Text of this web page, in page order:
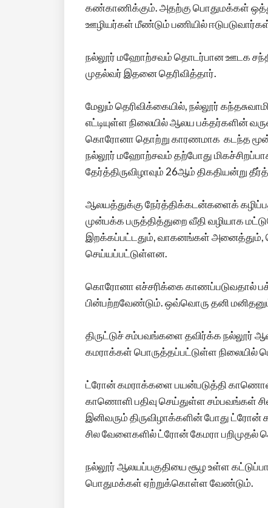
கண்காணிக்கும். அதற்கு பொதுமக்கள்
ஊழியர்கள் மீண்டும் பணியில்
நல்லூர் மஹோற்சவம் தொடர்பான ஊடக
முதல்வர் இதனை தெரிவித்தார்.
மேலும் தெரிவிக்கையில், நல்லூர்
எட்டியுள்ள நிலையில் ஆலய பக்தர்களின்
கொரோனா தொற்று காரணமாக கடந்த
நல்லூர் மஹோற்சவம் தற்போது
தேர்த்திருவிழாவும் 26ஆம் திகதியன்று
ஆலயத்துக்கு நேர்த்திக்கடன்களைக்
முன்பக்க பருத்தித்துறை வீதி வழியாக
இறக்கப்பட்டதும், வாகனங்கள் அனைத்தும்,
செய்யப்பட்டுள்ளன.
கொரோனா எச்சரிக்கை காணப்படுவதால்
பின்பற்றவேண்டும். ஒவ்வொரு தனி
திருட்டுச் சம்பவங்களை தவிர்க்க நல்லூர்
கமராக்கள் பொருத்தப்பட்டுள்ள நிலையில்
ட்ரோன் கமராக்களை பயன்படுத்தி காணொளி
காணொளி பதிவு செய்துள்ள சம்பவங்கள்
இனிவரும் திருவிழாக்களின் போது
சில வேளைகளில் ட்ரோன் கேமரா பறிமுதல்
நல்லூர் ஆலயப்பகுதியை சூழ உள்ள
பொதுமக்கள் ஏற்றுக்கொள்ள வேண்டும்.